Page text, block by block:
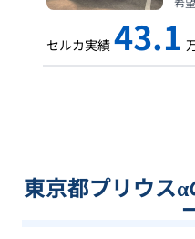
セルカ実績 43.1
東京都プリウス